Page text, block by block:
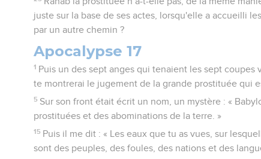
juste sur la base de ses actes, lorsqu'elle a accueilli
par un autre chemin ?
Apocalypse 17
1 Puis un des sept anges qui tenaient les sept coupes
te montrerai le jugement de la grande prostituée qui
5 Sur son front était écrit un nom, un mystère : «
prostituées et des abominations de la terre. »
15 Puis il me dit : « Les eaux que tu as vues, sur
sont des peuples, des foules, des nations et des